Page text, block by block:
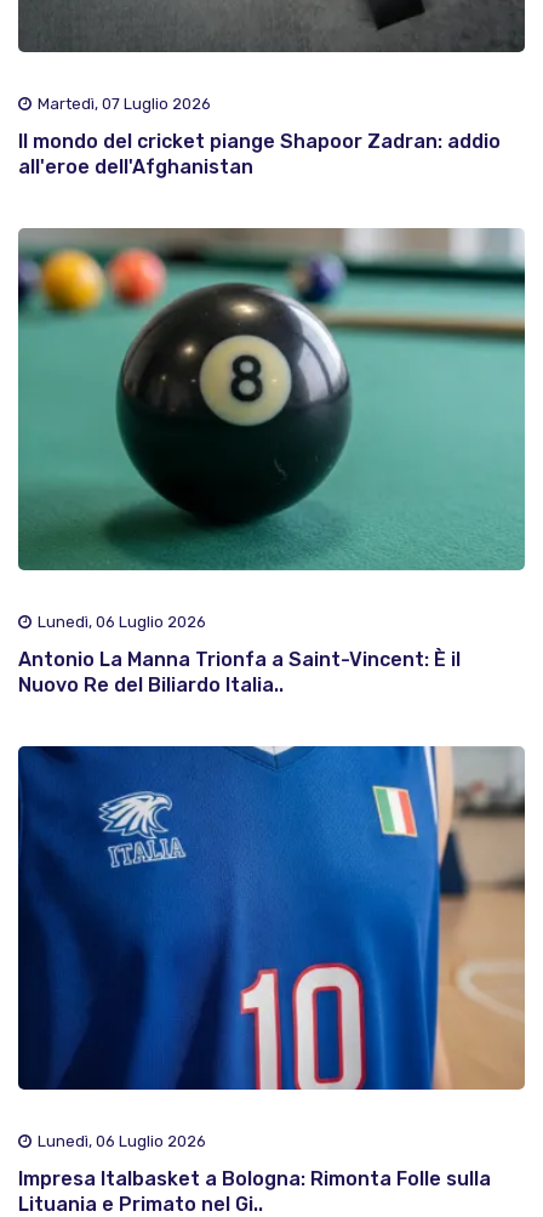
Martedì, 07 Luglio 2026
Il mondo del cricket piange Shapoor Zadran: addio
all'eroe dell'Afghanistan
Lunedì, 06 Luglio 2026
Antonio La Manna Trionfa a Saint-Vincent: È il
Nuovo Re del Biliardo Italia..
Lunedì, 06 Luglio 2026
Impresa Italbasket a Bologna: Rimonta Folle sulla
Lituania e Primato nel Gi..